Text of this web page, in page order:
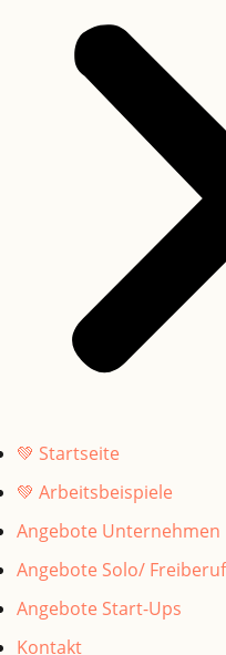
💚 Startseite
💚 Arbeitsbeispiele
Angebote Unternehmen
Angebote Solo/
Angebote Start-Ups
Kontakt